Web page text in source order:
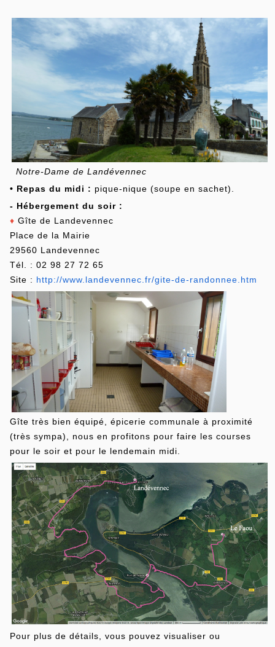
Notre-Dame de Landévennec
• Repas du midi : pique-nique (soupe en sachet).
- Hébergement du soir :
♦ Gîte de Landevennec
Place de la Mairie
29560 Landevennec
Tél. : 02 98 27 72 65
Site : http://www.landevennec.fr/gite-de-randonnee.htm
Gîte très bien équipé, épicerie communale à proximité
(très sympa), nous en profitons pour faire les courses
pour le soir et pour le lendemain midi.
Pour plus de détails, vous pouvez visualiser ou